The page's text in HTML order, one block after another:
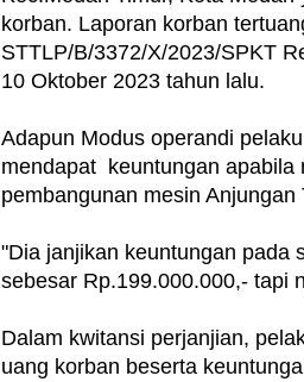
korban. Laporan korban
STTLP/B/3372/X/2023/SPKT
10 Oktober 2023 tahun lalu.
Adapun Modus operandi
mendapat keuntungan apabila
pembangunan mesin Anjungan
"Dia janjikan keuntungan pada
sebesar Rp.199.000.000,- tapi
Dalam kwitansi perjanjian,
uang korban beserta